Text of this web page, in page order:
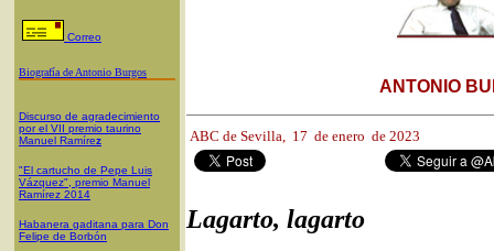
Correo
Biografía de Antonio Burgos
Discurso de agradecimiento
por el VII premio taurino
Manuel Ramírez
"El cartucho de Pepe Luis
Vázquez", premio Manuel
Ramírez 2014
Habanera gaditana para Don
Felipe de Borbón
ANTONIO
ABC de Sevilla, 17 de enero de 2023
Lagarto, lagarto